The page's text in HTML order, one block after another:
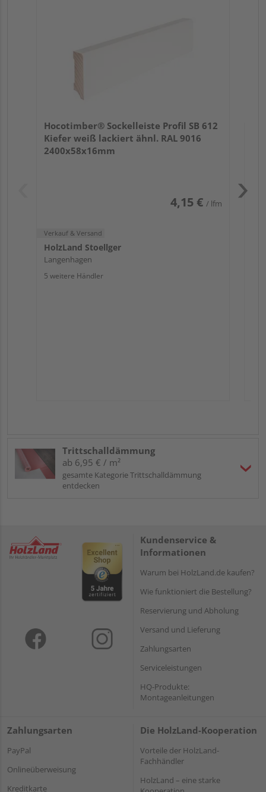
Hocotimber® Sockelleiste Profil SB 612
Kiefer weiß lackiert ähnl. RAL 9016
2400x58x16mm
4,15 € / lfm
Verkauf & Versand
HolzLand Stoellger
Langenhagen
5 weitere Händler
Trittschalldämmung
ab 6,95 € / m²
gesamte Kategorie Trittschalldämmung
entdecken
Kundenservice &
Informationen
Warum bei HolzLand.de kaufen?
Wie funktioniert die Bestellung?
Reservierung und Abholung
Versand und Lieferung
Zahlungsarten
Serviceleistungen
HQ-Produkte:
Montageanleitungen
Zahlungsarten
PayPal
Onlineüberweisung
Kreditkarte
Die HolzLand-Kooperation
Vorteile der HolzLand-
Fachhändler
HolzLand – eine starke